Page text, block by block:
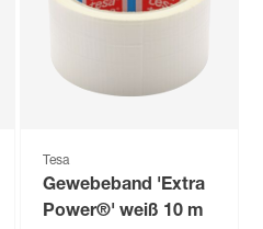
Tesa
Gewebeband 'Extra
Power®' weiß 10 m